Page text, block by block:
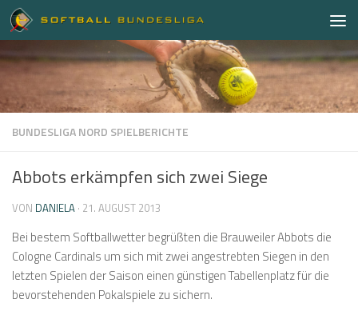
Zum Inhalt springen
BUNDESLIGA NORD SPIELBERICHTE
Abbots erkämpfen sich zwei Siege
VON DANIELA · 21. AUGUST 2013
Bei bestem Softballwetter begrüßten die Brauweiler Abbots die
Cologne Cardinals um sich mit zwei angestrebten Siegen in den
letzten Spielen der Saison einen günstigen Tabellenplatz für die
bevorstehenden Pokalspiele zu sichern.